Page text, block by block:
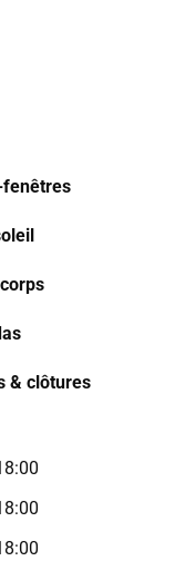
fenêtres
& clôtures